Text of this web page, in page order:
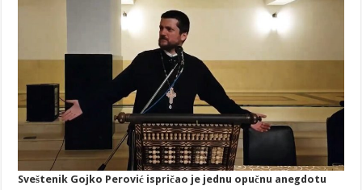
Sveštenik Gojko Perović ispričao je jednu opučnu anegdotu